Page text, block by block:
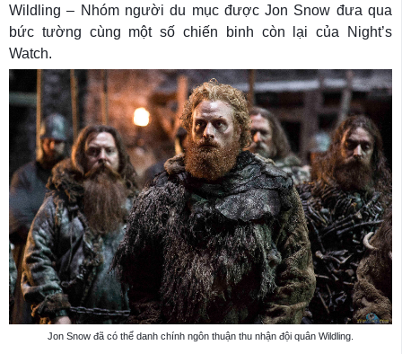
Wildling – Nhóm người du mục được Jon Snow đưa qua
bức tường cùng một số chiến binh còn lại của Night’s
Watch.
Jon Snow đã có thể danh chính ngôn thuận thu nhận đội quân Wildling.